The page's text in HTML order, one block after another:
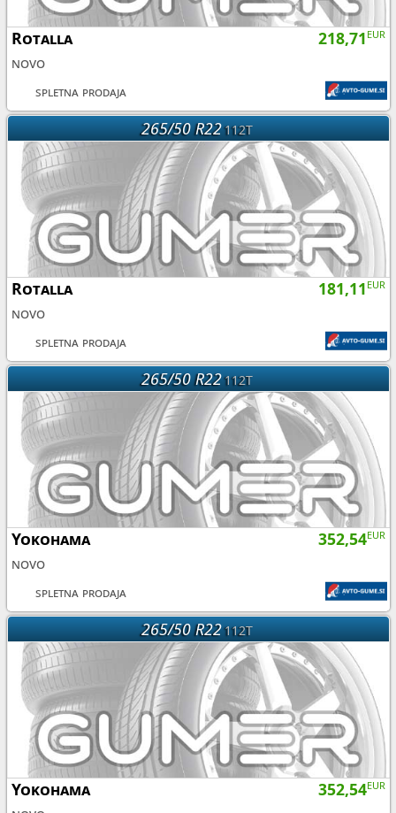
218,71 EUR
Rotalla
novo
spletna prodaja
265/50 R22112T
181,11 EUR
Rotalla
novo
spletna prodaja
265/50 R22112T
352,54EUR
Yokohama
novo
spletna prodaja
265/50 R22112T
352,54EUR
Yokohama